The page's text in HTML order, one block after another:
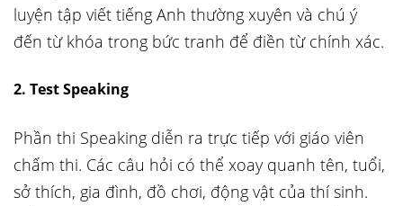
luyện tập viết tiếng Anh thường xuyên và chú ý
đến từ khóa trong bức tranh để điền từ chính xác.
2. Test Speaking
Phần thi Speaking diễn ra trực tiếp với giáo viên
chấm thi. Các câu hỏi có thể xoay quanh tên, tuổi,
sở thích, gia đình, đồ chơi, động vật của thí sinh.